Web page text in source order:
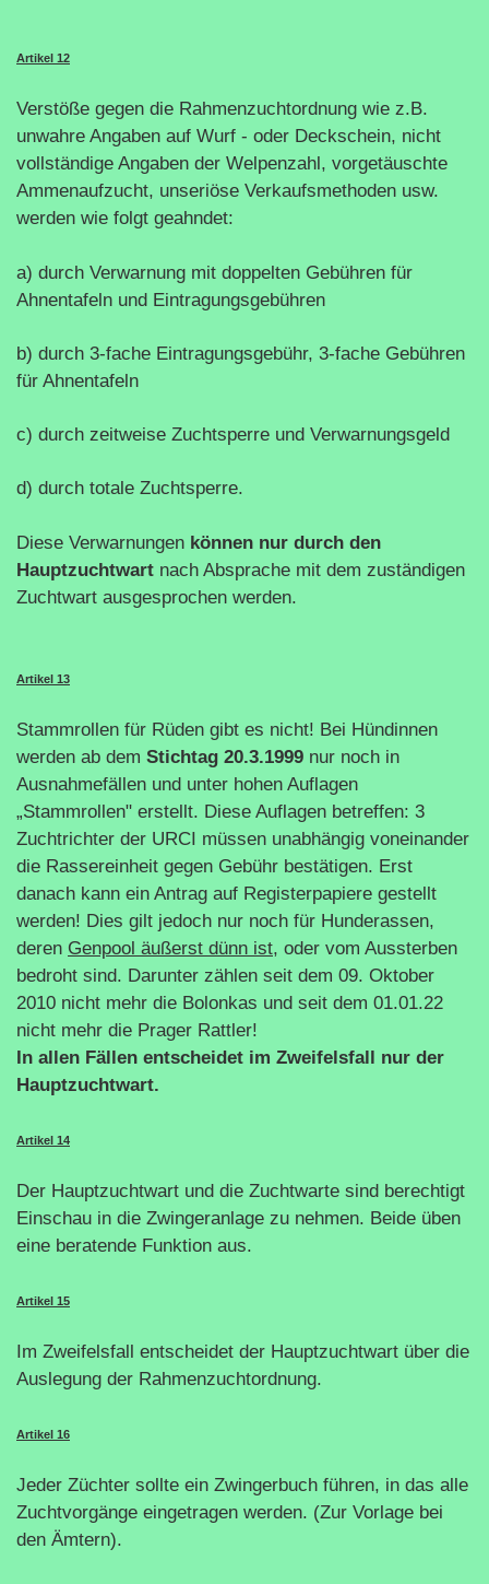
Artikel 12
Verstöße gegen die Rahmenzuchtordnung wie z.B.
unwahre Angaben auf Wurf - oder Deckschein, nicht
vollständige Angaben der Welpenzahl, vorgetäuschte
Ammenaufzucht, unseriöse Verkaufsmethoden usw.
werden wie folgt geahndet:
a) durch Verwarnung mit doppelten Gebühren für
Ahnentafeln und Eintragungsgebühren
b) durch 3-fache Eintragungsgebühr, 3-fache Gebühren
für Ahnentafeln
c) durch zeitweise Zuchtsperre und Verwarnungsgeld
d) durch totale Zuchtsperre.
Diese Verwarnungen können nur durch den
Hauptzuchtwart nach Absprache mit dem zuständigen
Zuchtwart ausgesprochen werden.
Artikel 13
Stammrollen für Rüden gibt es nicht! Bei Hündinnen
werden ab dem Stichtag 20.3.1999 nur noch in
Ausnahmefällen und unter hohen Auflagen
„Stammrollen" erstellt. Diese Auflagen betreffen: 3
Zuchtrichter der URCI müssen unabhängig voneinander
die Rassereinheit gegen Gebühr bestätigen. Erst
danach kann ein Antrag auf Registerpapiere gestellt
werden! Dies gilt jedoch nur noch für Hunderassen,
deren Genpool äußerst dünn ist, oder vom Aussterben
bedroht sind. Darunter zählen seit dem 09. Oktober
2010 nicht mehr die Bolonkas und seit dem 01.01.22
nicht mehr die Prager Rattler!
In allen Fällen entscheidet im Zweifelsfall nur der
Hauptzuchtwart.
Artikel 14
Der Hauptzuchtwart und die Zuchtwarte sind berechtigt
Einschau in die Zwingeranlage zu nehmen. Beide üben
eine beratende Funktion aus.
Artikel 15
Im Zweifelsfall entscheidet der Hauptzuchtwart über die
Auslegung der Rahmenzuchtordnung.
Artikel 16
Jeder Züchter sollte ein Zwingerbuch führen, in das alle
Zuchtvorgänge eingetragen werden. (Zur Vorlage bei
den Ämtern).